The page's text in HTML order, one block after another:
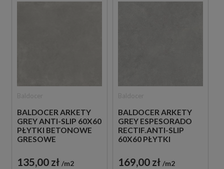
BALDOCER ARKETY
GREY ANTI-SLIP 60X60
PŁYTKI BETONOWE
GRESOWE
135,00 zł m2
BALDOCER ARKETY
GREY ESPESORADO
RECTIF.ANTI-SLIP
60X60 PŁYTKI
GRESOWE
169,00 zł m2